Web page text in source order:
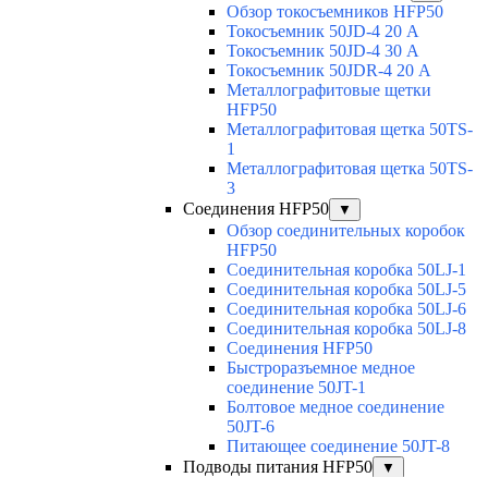
Обзор токосъемников HFP50
Токосъемник 50JD-4 20 А
Токосъемник 50JD-4 30 А
Токосъемник 50JDR-4 20 А
Металлографитовые щетки
HFP50
Металлографитовая щетка 50TS-
1
Металлографитовая щетка 50TS-
3
Соединения HFP50
▼
Обзор соединительных коробок
HFP50
Соединительная коробка 50LJ-1
Соединительная коробка 50LJ-5
Соединительная коробка 50LJ-6
Соединительная коробка 50LJ-8
Соединения HFP50
Быстроразъемное медное
соединение 50JT-1
Болтовое медное соединение
50JT-6
Питающее соединение 50JT-8
Подводы питания HFP50
▼